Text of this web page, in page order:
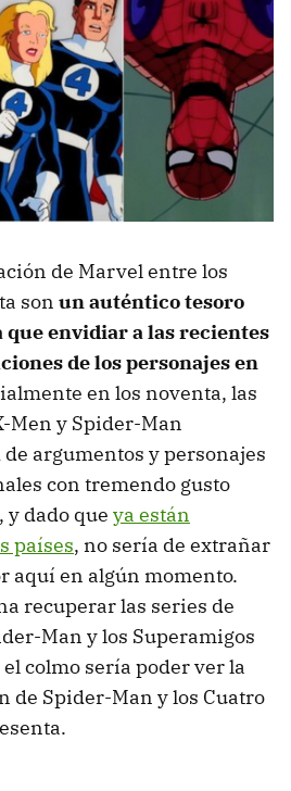
de Marvel entre los
son un auténtico tesoro
que envidiar a las recientes
de los personajes en
en los noventa, las
Men y Spider-Man
argumentos y personajes
con tremendo gusto
dado que ya están
países, no sería de extrañar
aquí en algún momento.
recuperar las series de
Man y los Superamigos
colmo sería poder ver la
Spider-Man y los Cuatro